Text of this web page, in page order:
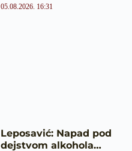
05.08.2026. 16:31
Leposavić: Napad pod
dejstvom alkohola…